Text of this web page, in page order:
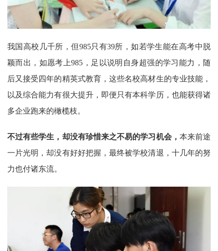
我国高校几千所，但985只有39所，如若学生能在高考中脱
颖而出，如愿考上985，足以说明自身超强的学习能力，随
后又接受四年的精英式教育，这些名校高材生的专业技能，
以及综合能力有很大提升，即便只有本科学历，也能获得诸
多企业跑来的橄榄枝。
不过有些学生，却没有珍惜来之不易的学习机会， 本来前途
一片光明，却没有好好把握，最终被学校清退，十几年的努
力也付诸东流。